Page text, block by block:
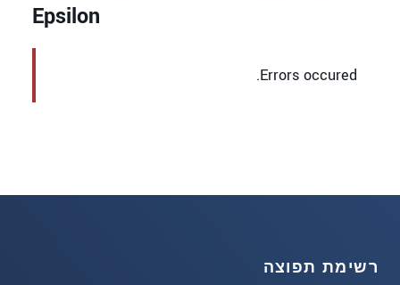
Epsilon
Errors occured.
רשימת תפוצה